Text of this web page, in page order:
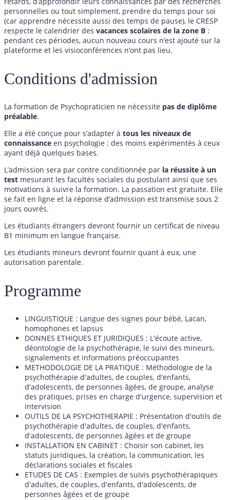
personnelles ou tout simplement, prendre du temps pour soi
(car apprendre nécessite aussi des temps de pause), le CRESP
respecte le calendrier des vacances scolaires de la zone B :
pendant ces périodes, aucun nouveau cours n’est ajouté sur la
plateforme et les visioconférences n’ont pas lieu.
Conditions d'admission
La formation de Psychopraticien ne nécessite pas de diplôme
préalable.
Elle a été conçue pour s’adapter à tous les niveaux de
connaissance en psychologie : des moins expérimentés à ceux
ayant déjà quelques bases.
L’admission sera par contre conditionnée par la réussite à un
test mesurant les facultés sociales du postulant ainsi que ses
motivations à suivre la formation. La passation est gratuite. Elle
se fait en ligne et la réponse d’admission est transmise sous 2
jours ouvrés.
Les étudiants étrangers devront fournir un certificat de niveau
B1 minimum en langue française.
Les étudiants mineurs devront fournir quant à eux, une
autorisation parentale.
Programme
LINGUISTIQUE : Langue des signes pour bébé, Lacan,
homophones et lapsus
DONNES ETHIQUES ET JURIDIQUES : L'écoute active,
déontologie de la psychothérapie, le suivi des mineurs,
signalements et informations préoccupantes
METHODOLOGIE DE LA PRATIQUE : Méthodologie de la
psychothérapie d'adultes, de couples, d'enfants,
d'adolescents, de personnes âgées, de groupe, analyse
des pratiques, prises en charge d'urgence, supervision et
intervision
OUTILS DE LA PSYCHOTHERAPIE : Présentation d'outils de
psychothérapie d'adultes, de couples, d'enfants,
d'adolescents, de personnes âgées et de groupe
INSTALLATION EN CABINET : Choisir son cabinet, les
statuts juridiques, la création, la communication, les
déclarations sociales et fiscales
ETUDES DE CAS : Exemples de suivis psychothérapiques
d'adultes, de couples, d'enfants, d'adolescents, de
personnes âgées et de groupe